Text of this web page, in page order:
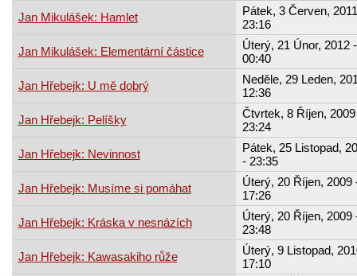
Jan Mikulášek: Hamlet
Pátek, 3 Červen,
23:16
Jan Mikulášek: Elementární částice
Úterý, 21 Únor, 2012 -
00:40
Jan Hřebejk: U mě dobrý
Neděle, 29 Leden,
12:36
Jan Hřebejk: Pelíšky
Čtvrtek, 8 Říjen,
23:24
Jan Hřebejk: Nevinnost
Pátek, 25 Listopad,
- 23:35
Jan Hřebejk: Musíme si pomáhat
Úterý, 20 Říjen, 2009
17:26
Jan Hřebejk: Kráska v nesnázích
Úterý, 20 Říjen, 2009
23:48
Jan Hřebejk: Kawasakiho růže
Úterý, 9 Listopad,
17:10